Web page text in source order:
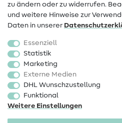
Stoffe
Sale
Schnittmuster
zu ändern oder zu widerrufen.
und weitere Hinweise zur
Daten in unserer
Essenziell
Statistik
Marketing
Externe Medien
DHL Wunschzustellung
Funktional
Weitere Einstellungen